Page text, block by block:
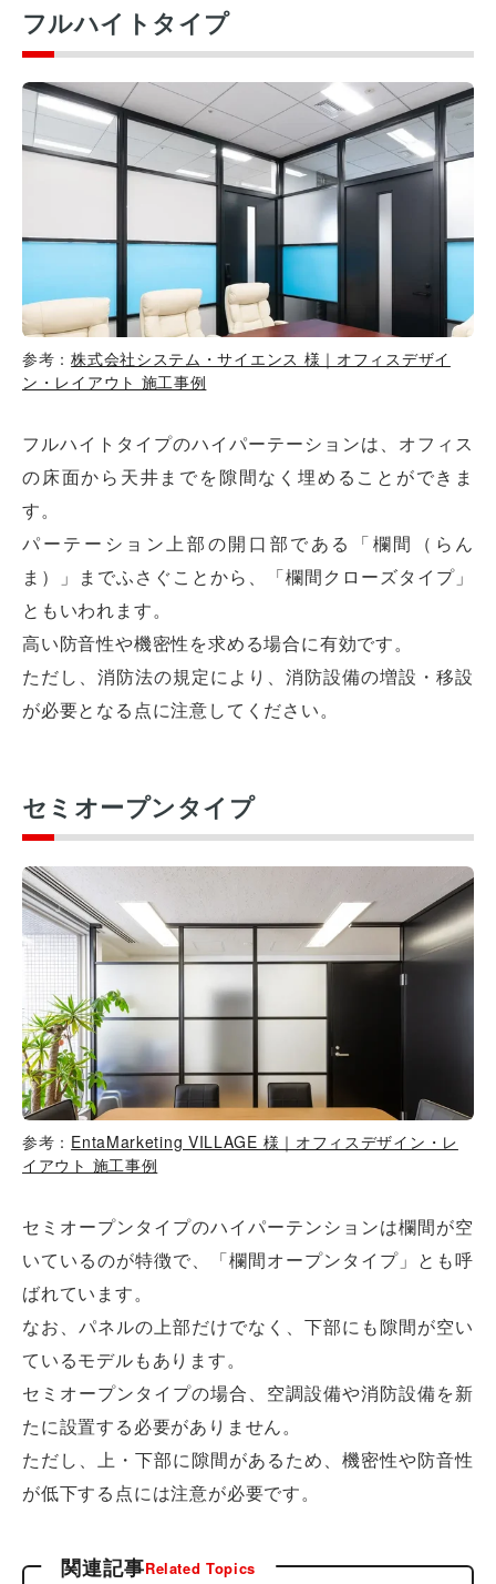
フルハイトタイプ
参考：株式会社システム・サイエンス 様｜オフィスデザイ
ン・レイアウト 施工事例
フルハイトタイプのハイパーテーションは、オフィス
の床面から天井までを隙間なく埋めることができま
す。
パーテーション上部の開口部である「欄間（らん
ま）」までふさぐことから、「欄間クローズタイプ」
ともいわれます。
高い防音性や機密性を求める場合に有効です。
ただし、消防法の規定により、消防設備の増設・移設
が必要となる点に注意してください。
セミオープンタイプ
参考： EntaMarketing VILLAGE 様｜オフィスデザイン・レ
イアウト 施工事例
セミオープンタイプのハイパーテンションは欄間が空
いているのが特徴で、「欄間オープンタイプ」とも呼
ばれています。
なお、パネルの上部だけでなく、下部にも隙間が空い
ているモデルもあります。
セミオープンタイプの場合、空調設備や消防設備を新
たに設置する必要がありません。
ただし、上・下部に隙間があるため、機密性や防音性
が低下する点には注意が必要です。
関連記事Related Topics